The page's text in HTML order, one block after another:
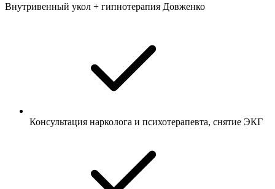
Внутривенный укол + гипнотерапия Довженко
Консультация нарколога и психотерапевта, снятие ЭКГ